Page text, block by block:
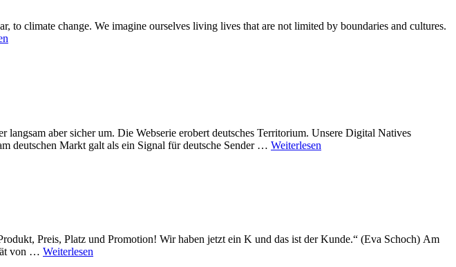
to climate change. We imagine ourselves living lives that are not limited by boundaries and cultures.
aber sicher um. Die Webserie erobert deutsches Territorium. Unsere Digital Natives
deutschen Markt galt als ein Signal für deutsche Sender … Weiterlesen
Preis, Platz und Promotion! Wir haben jetzt ein K und das ist der Kunde.“ (Eva Schoch) Am
von … Weiterlesen